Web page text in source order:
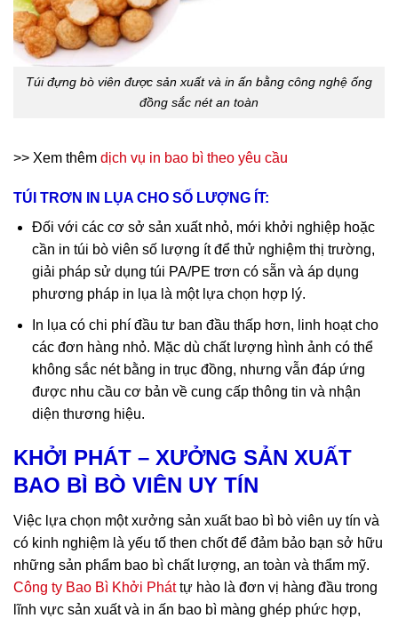
Túi đựng bò viên được sản xuất và in ấn bằng công nghệ ống
đồng sắc nét an toàn
>> Xem thêm dịch vụ in bao bì theo yêu cầu
TÚI TRƠN IN LỤA CHO SỐ LƯỢNG ÍT:
Đối với các cơ sở sản xuất nhỏ, mới khởi nghiệp hoặc
cần in túi bò viên số lượng ít để thử nghiệm thị trường,
giải pháp sử dụng túi PA/PE trơn có sẵn và áp dụng
phương pháp in lụa là một lựa chọn hợp lý.
In lụa có chi phí đầu tư ban đầu thấp hơn, linh hoạt cho
các đơn hàng nhỏ. Mặc dù chất lượng hình ảnh có thể
không sắc nét bằng in trục đồng, nhưng vẫn đáp ứng
được nhu cầu cơ bản về cung cấp thông tin và nhận
diện thương hiệu.
KHỞI PHÁT – XƯỞNG SẢN XUẤT
BAO BÌ BÒ VIÊN UY TÍN
Việc lựa chọn một xưởng sản xuất bao bì bò viên uy tín và
có kinh nghiệm là yếu tố then chốt để đảm bảo bạn sở hữu
những sản phẩm bao bì chất lượng, an toàn và thẩm mỹ.
Công ty Bao Bì Khởi Pháttự hào là đơn vị hàng đầu trong
lĩnh vực sản xuất và in ấn bao bì màng ghép phức hợp,